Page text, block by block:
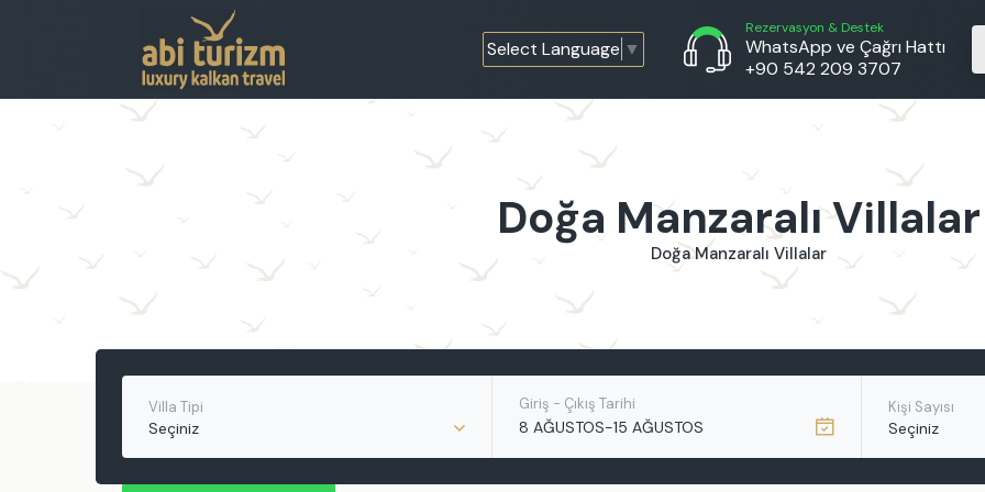
Select Language ▼
Rezervasyon & Destek
WhatsApp ve Çağrı Hattı
+90 542 209 3707
Doğa Manzaralı Villalar
Doğa Manzaralı Villalar
Villa Tipi
Seçiniz
Giriş - Çıkış Tarihi
8 AĞUSTOS-15 AĞUSTOS
Kişi Sayısı
Seçiniz